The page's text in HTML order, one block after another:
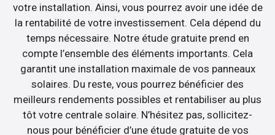
votre installation. Ainsi, vous pourrez avoir une idée de
la rentabilité de votre investissement. Cela dépend du
temps nécessaire. Notre étude gratuite prend en
compte l’ensemble des éléments importants. Cela
garantit une installation maximale de vos panneaux
solaires. Du reste, vous pourrez bénéficier des
meilleurs rendements possibles et rentabiliser au plus
tôt votre centrale solaire. N’hésitez pas, sollicitez-
nous pour bénéficier d’une étude gratuite de vos